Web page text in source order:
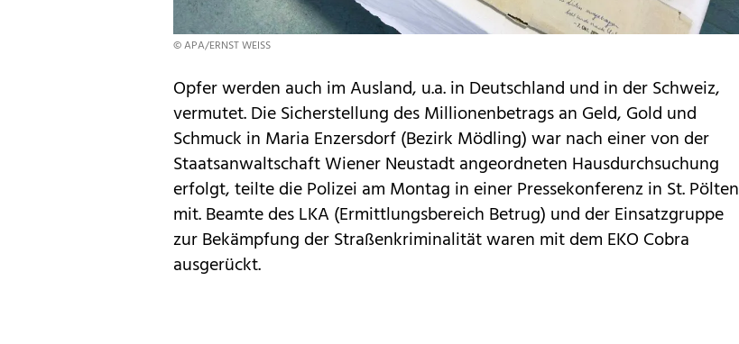
© APA/ERNST WEISS
Opfer werden auch im Ausland, u.a. in Deutschland und in der Schweiz,
vermutet. Die Sicherstellung des Millionenbetrags an Geld, Gold und
Schmuck in Maria Enzersdorf (Bezirk Mödling) war nach einer von der
Staatsanwaltschaft Wiener Neustadt angeordneten Hausdurchsuchung
erfolgt, teilte die Polizei am Montag in einer Pressekonferenz in St. Pölten
mit. Beamte des LKA (Ermittlungsbereich Betrug) und der Einsatzgruppe
zur Bekämpfung der Straßenkriminalität waren mit dem EKO Cobra
ausgerückt.